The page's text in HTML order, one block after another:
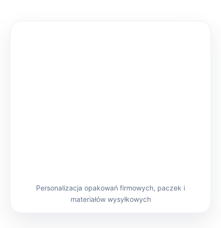
Personalizacja opakowań firmowych, paczek i
materiałów wysyłkowych